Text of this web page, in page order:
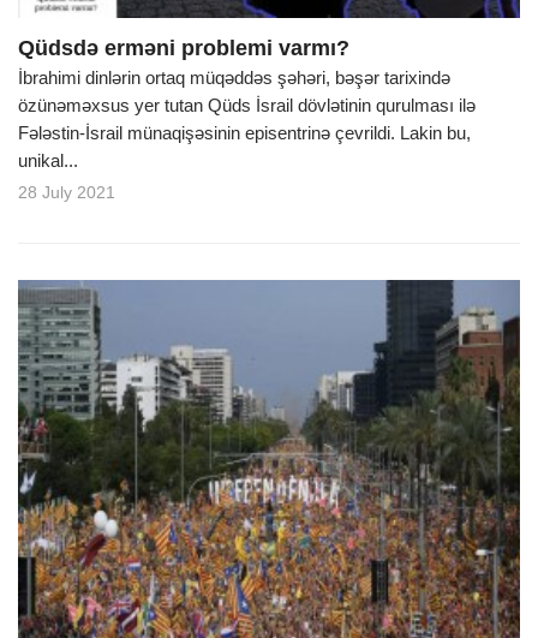
Qüdsdə erməni problemi varmı?
İbrahimi dinlərin ortaq müqəddəs şəhəri, bəşər tarixində
özünəməxsus yer tutan Qüds İsrail dövlətinin qurulması ilə
Fələstin-İsrail münaqişəsinin episentrinə çevrildi. Lakin bu,
unikal...
28 July 2021